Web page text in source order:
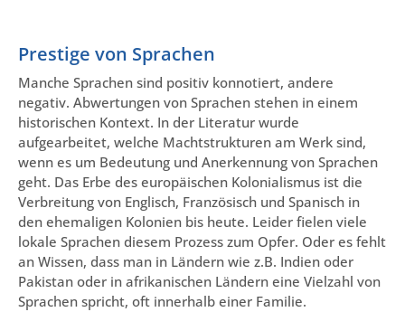
Prestige von Sprachen
Manche Sprachen sind positiv konnotiert, andere
negativ. Abwertungen von Sprachen stehen in einem
historischen Kontext. In der Literatur wurde
aufgearbeitet, welche Machtstrukturen am Werk sind,
wenn es um Bedeutung und Anerkennung von Sprachen
geht. Das Erbe des europäischen Kolonialismus ist die
Verbreitung von Englisch, Französisch und Spanisch in
den ehemaligen Kolonien bis heute. Leider fielen viele
lokale Sprachen diesem Prozess zum Opfer. Oder es fehlt
an Wissen, dass man in Ländern wie z.B. Indien oder
Pakistan oder in afrikanischen Ländern eine Vielzahl von
Sprachen spricht, oft innerhalb einer Familie.